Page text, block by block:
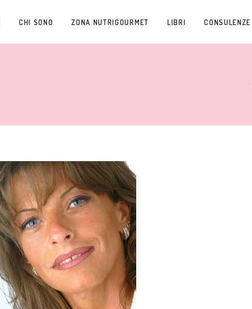
CHI SONO ZONA NUTRIGOURMET LIBRI CONSULENZE